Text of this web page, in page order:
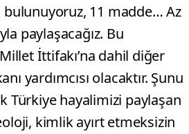
bulunuyoruz, 11 madde… Az
paylaşacağız. Bu
İttifakı’na dahil diğer
yardımcısı olacaktır. Şunu
Türkiye hayalimizi paylaşan
kimlik ayırt etmeksizin